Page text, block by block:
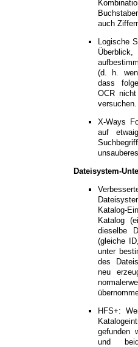
auch
Logische
(d. h.
dass
OCR
versuchen.
X-Ways
auf
Dateisystem-
Katalog-
Katalog
dieselbe
(gleiche
unter
des
neu
HFS+:
gefunden
und